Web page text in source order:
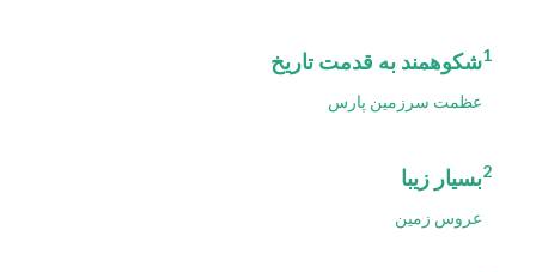
1شکوهمند به قدمت تاریخ
عظمت سرزمین پارس
2بسیار زیبا
عروس زمین